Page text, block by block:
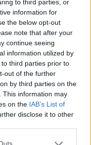
to third parties, or
information for
the below opt-out
note that after your
continue seeing
information utilized by
third parties prior to
out of the further
by third parties on the
This information may
on the IAB’s List of
disclose it to other
one or more Google
του Γιώργου
του